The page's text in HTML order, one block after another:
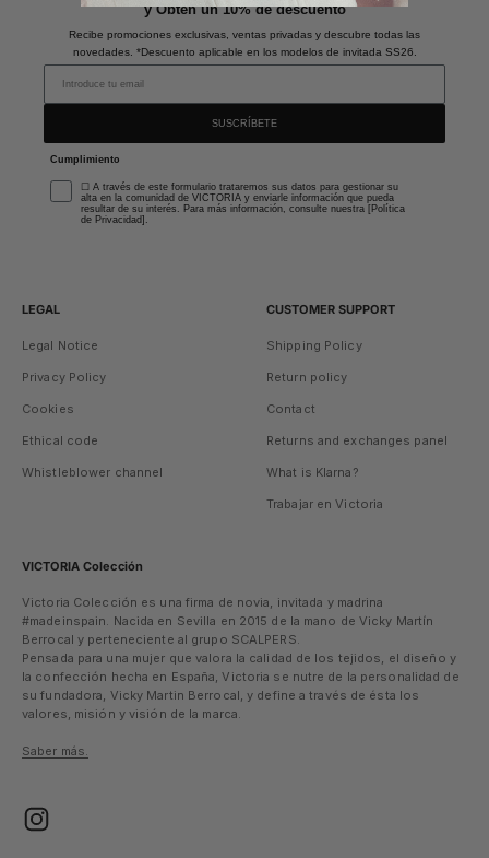
y Obtén un 10% de descuento
Recibe promociones exclusivas, ventas privadas y descubre todas las
novedades. *Descuento aplicable en los modelos de invitada SS26.
SUSCRÍBETE
Cumplimiento
☐ A través de este formulario trataremos sus datos para gestionar su
alta en la comunidad de VICTORIA y enviarle información que pueda
resultar de su interés. Para más información, consulte nuestra [Política
de Privacidad].
LEGAL
Legal Notice
Privacy Policy
Cookies
Ethical code
Whistleblower channel
CUSTOMER SUPPORT
Shipping Policy
Return policy
Contact
Returns and exchanges panel
What is Klarna?
Trabajar en Victoria
VICTORIA Colección
Victoria Colección es una firma de novia, invitada y madrina
#madeinspain. Nacida en Sevilla en 2015 de la mano de Vicky Martín
Berrocal y perteneciente al grupo SCALPERS.
Pensada para una mujer que valora la calidad de los tejidos, el diseño y
la confección hecha en España, Victoria se nutre de la personalidad de
su fundadora, Vicky Martin Berrocal, y define a través de ésta los
valores, misión y visión de la marca.
Saber más.